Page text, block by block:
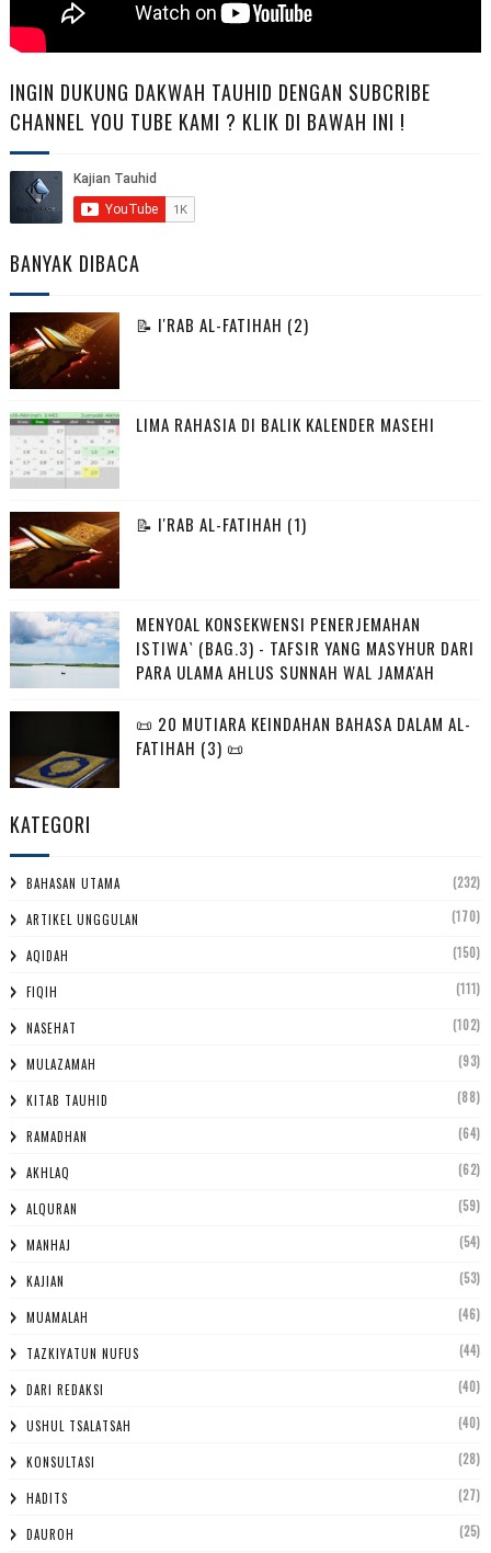
INGIN DUKUNG DAKWAH TAUHID DENGAN SUBCRIBE
CHANNEL YOU TUBE KAMI ? KLIK DI BAWAH INI !
BANYAK DIBACA
📝 I'RAB AL-FATIHAH (2)
LIMA RAHASIA DI BALIK KALENDER MASEHI
📝 I'RAB AL-FATIHAH (1)
MENYOAL KONSEKWENSI PENERJEMAHAN
ISTIWA` (BAG.3) - TAFSIR YANG MASYHUR DARI
PARA ULAMA AHLUS SUNNAH WAL JAMA'AH
📜 20 MUTIARA KEINDAHAN BAHASA DALAM AL-
FATIHAH (3) 📜
KATEGORI
BAHASAN UTAMA (232)
ARTIKEL UNGGULAN (170)
AQIDAH (150)
FIQIH (111)
NASEHAT (102)
MULAZAMAH (93)
KITAB TAUHID (88)
RAMADHAN (64)
AKHLAQ (62)
ALQURAN (59)
MANHAJ (54)
KAJIAN (53)
MUAMALAH (46)
TAZKIYATUN NUFUS (44)
DARI REDAKSI (40)
USHUL TSALATSAH (40)
KONSULTASI (28)
HADITS (27)
DAUROH (25)